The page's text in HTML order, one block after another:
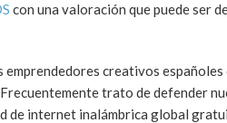
con una valoración que puede ser
creativos
trato de defender
de internet inalámbrica global